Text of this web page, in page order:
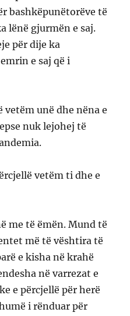
bashkëpunëtorëve të
lënë gjurmën e saj.
për dije ka
e saj që i
vetëm unë dhe nëna e
nuk lejohej të
vetëm ti dhe e
me të ëmën. Mund të
më të vështira të
e kisha në krahë
në varrezat e
e përcjellë për herë
i rënduar për